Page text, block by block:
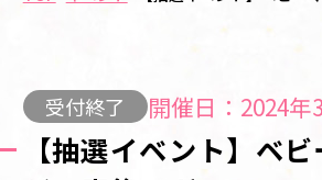
受付終了 開催日：2024年
【抽選イベント】ベ